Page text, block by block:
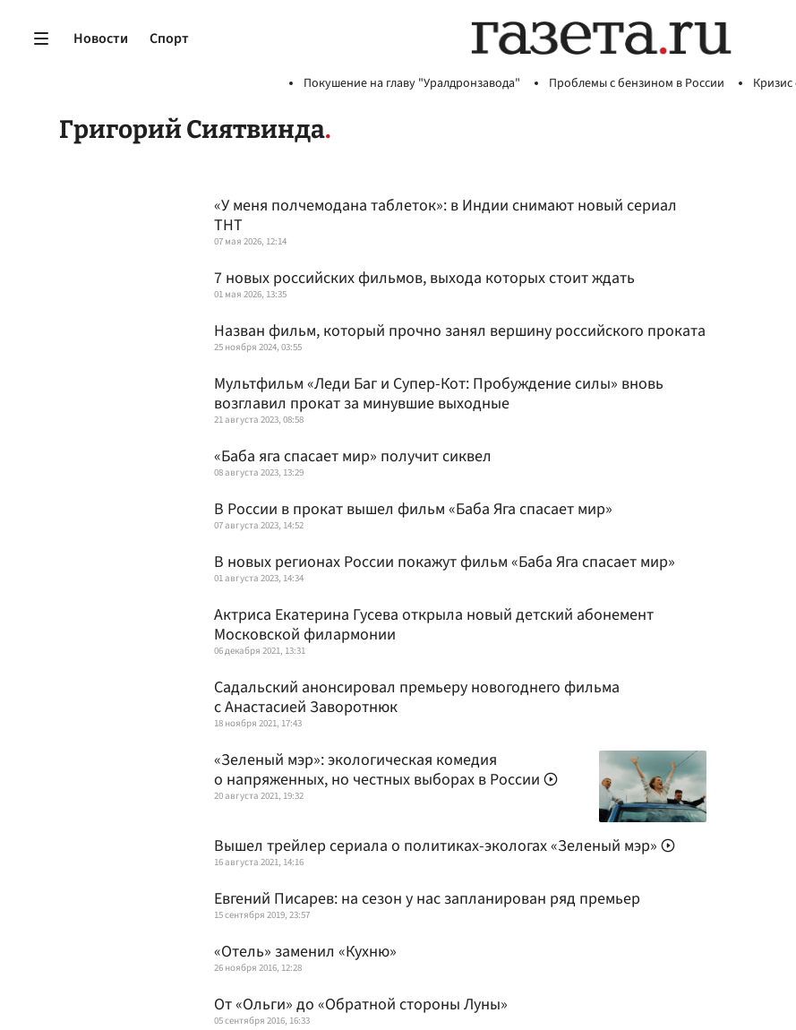
Новости Спорт
Покушение на главу "Уралдронзавода" Проблемы с бензином в России
Григорий Сиятвинда
«У меня полчемодана таблеток»: в Индии снимают новый сериал
ТНТ
07 мая 2026, 12:14
7 новых российских фильмов, выхода которых стоит ждать
01 мая 2026, 13:35
Назван фильм, который прочно занял вершину российского проката
25 ноября 2024, 03:55
Мультфильм «Леди Баг и Супер-Кот: Пробуждение силы» вновь
возглавил прокат за минувшие выходные
21 августа 2023, 08:58
«Баба яга спасает мир» получит сиквел
08 августа 2023, 13:29
В России в прокат вышел фильм «Баба Яга спасает мир»
07 августа 2023, 14:52
В новых регионах России покажут фильм «Баба Яга спасает мир»
01 августа 2023, 14:34
Актриса Екатерина Гусева открыла новый детский абонемент
Московской филармонии
06 декабря 2021, 13:31
Садальский анонсировал премьеру новогоднего фильма
с Анастасией Заворотнюк
18 ноября 2021, 17:43
«Зеленый мэр»: экологическая комедия
о напряженных, но честных выборах в России
20 августа 2021, 19:32
Вышел трейлер сериала о политиках-экологах «Зеленый мэр»
16 августа 2021, 14:16
Евгений Писарев: на сезон у нас запланирован ряд премьер
15 сентября 2019, 23:57
«Отель» заменил «Кухню»
26 ноября 2016, 12:28
От «Ольги» до «Обратной стороны Луны»
05 сентября 2016, 16:33